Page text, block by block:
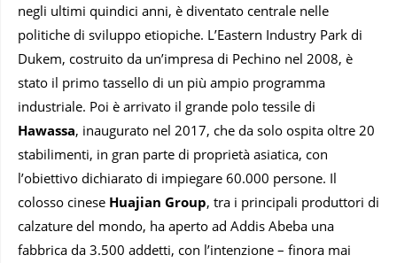
negli ultimi quindici anni, è diventato centrale nelle
politiche di sviluppo etiopiche. L’Eastern Industry Park di
Dukem, costruito da un’impresa di Pechino nel 2008, è
stato il primo tassello di un più ampio programma
industriale. Poi è arrivato il grande polo tessile di
Hawassa, inaugurato nel 2017, che da solo ospita oltre 20
stabilimenti, in gran parte di proprietà asiatica, con
l’obiettivo dichiarato di impiegare 60.000 persone. Il
colosso cinese Huajian Group, tra i principali produttori di
calzature del mondo, ha aperto ad Addis Abeba una
fabbrica da 3.500 addetti, con l’intenzione – finora mai